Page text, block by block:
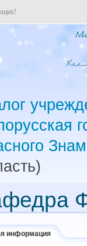
информация